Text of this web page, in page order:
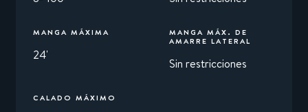
MANGA MÁXIMA
24'
MANGA MÁX. DE
AMARRE LATERAL
Sin restricciones
CALADO MÁXIMO